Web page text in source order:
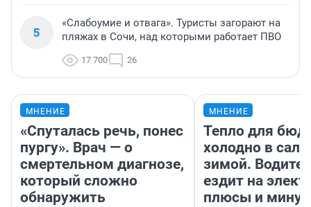
5
«Слабоумие и отвага». Туристы загорают на
пляжах в Сочи, над которыми работает ПВО
17 700 26
МНЕНИЕ
«Спуталась речь, понес
пургу». Врач — о
смертельном диагнозе,
который сложно
обнаружить
МНЕНИЕ
Тепло для
холодно в
зимой.
ездит на
плюсы и